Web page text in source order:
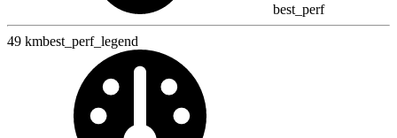
best_perf
49 kmbest_perf_legend